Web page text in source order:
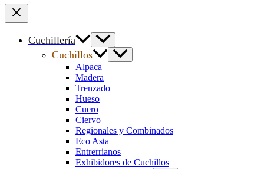
Cuchillería
Cuchillos
Alpaca
Madera
Trenzado
Hueso
Cuero
Ciervo
Regionales y Combinados
Eco Asta
Entrerrianos
Exhibidores de Cuchillos